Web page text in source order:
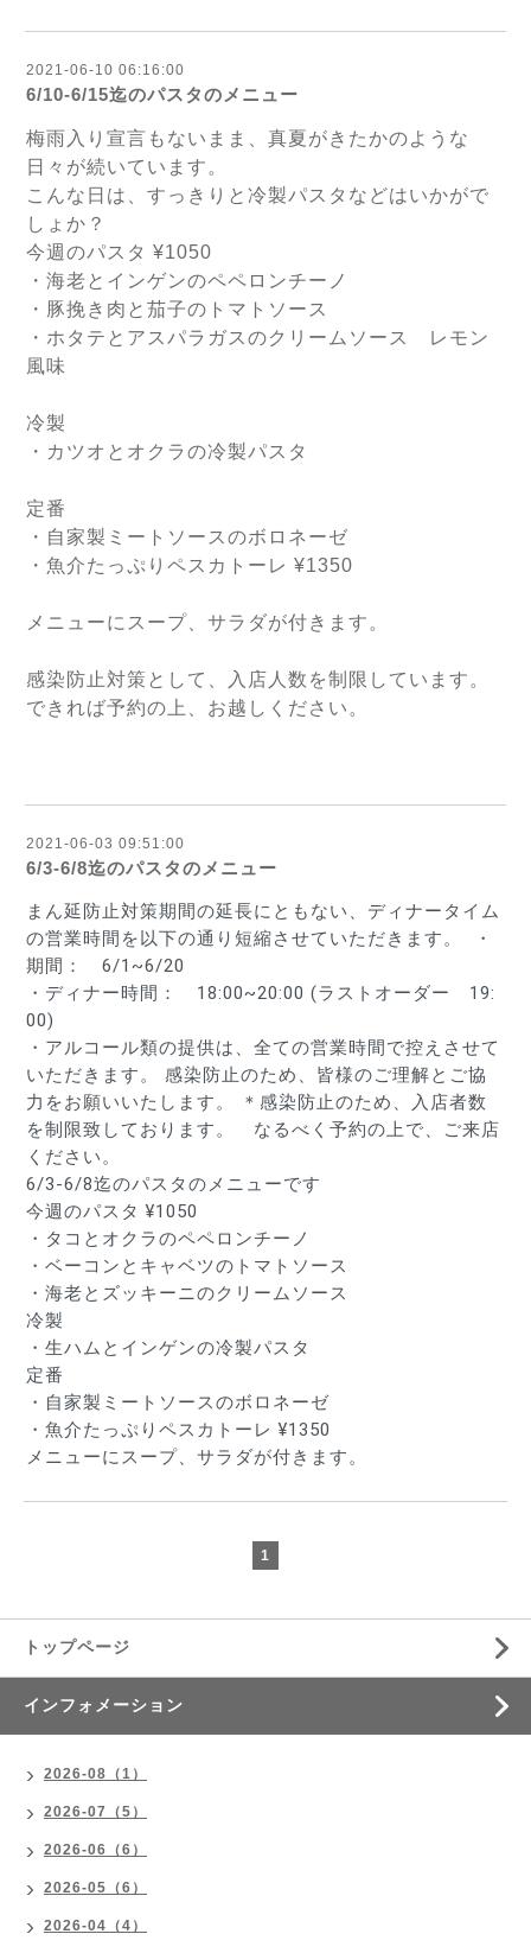
2021-06-10 06:16:00
6/10-6/15迄のパスタのメニュー
梅雨入り宣言もないまま、真夏がきたかのような
日々が続いています。
こんな日は、すっきりと冷製パスタなどはいかがで
しょか？
今週のパスタ ¥1050
・海老とインゲンのペペロンチーノ
・豚挽き肉と茄子のトマトソース
・ホタテとアスパラガスのクリームソース　レモン
風味
冷製
・カツオとオクラの冷製パスタ
定番
・自家製ミートソースのボロネーゼ
・魚介たっぷりペスカトーレ ¥1350
メニューにスープ、サラダが付きます。
感染防止対策として、入店人数を制限しています。
できれば予約の上、お越しください。
2021-06-03 09:51:00
6/3-6/8迄のパスタのメニュー
まん延防止対策期間の延長にともない、ディナータイム
の営業時間を以下の通り短縮させていただきます。
・
期間：　6/1~6/20
・ディナー時間：　18:00~20:00 (ラストオーダー　19:
00)
・アルコール類の提供は、全ての営業時間で控えさせて
いただきます。 感染防止のため、皆様のご理解とご協
力をお願いいたします。 ＊感染防止のため、入店者数
を制限致しております。　なるべく予約の上で、ご来店
ください。
6/3-6/8迄のパスタのメニューです
今週のパスタ ¥1050
・タコとオクラのペペロンチーノ
・ベーコンとキャベツのトマトソース
・海老とズッキーニのクリームソース
冷製
・生ハムとインゲンの冷製パスタ
定番
・自家製ミートソースのボロネーゼ
・魚介たっぷりペスカトーレ ¥1350
メニューにスープ、サラダが付きます。
1
トップページ
インフォメーション
2026-08（1）
2026-07（5）
2026-06（6）
2026-05（6）
2026-04（4）